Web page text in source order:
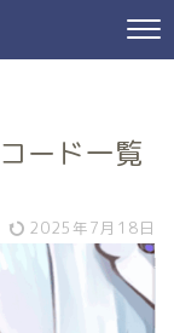
ード一覧
2025年7月18日